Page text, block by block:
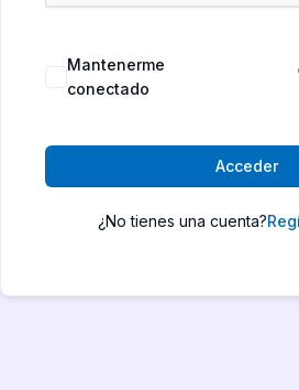
Mantenerme
conectado
Acceder
¿No tienes una cuenta?